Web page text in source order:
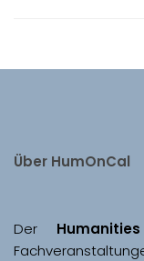
Über HumOnCal
Der